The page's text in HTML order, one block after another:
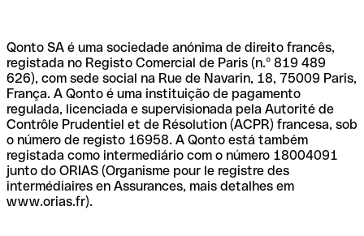
Qonto SA é uma sociedade anónima de direito francês,
registada no Registo Comercial de Paris (n.º 819 489
626), com sede social na Rue de Navarin, 18, 75009 Paris,
França. A Qonto é uma instituição de pagamento
regulada, licenciada e supervisionada pela Autorité de
Contrôle Prudentiel et de Résolution (ACPR) francesa, sob
o número de registo 16958. A Qonto está também
registada como intermediário com o número 18004091
junto do ORIAS (Organisme pour le registre des
intermédiaires en Assurances, mais detalhes em
www.orias.fr).